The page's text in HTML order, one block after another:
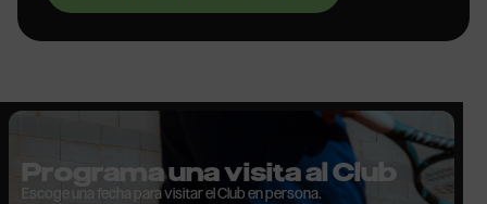
Programa una visita al Club
Escoge una fecha para visitar el Club en persona.